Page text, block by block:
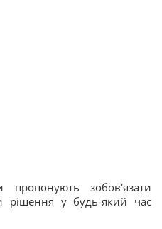
пропонують зобов'язати
рішення у будь-який час